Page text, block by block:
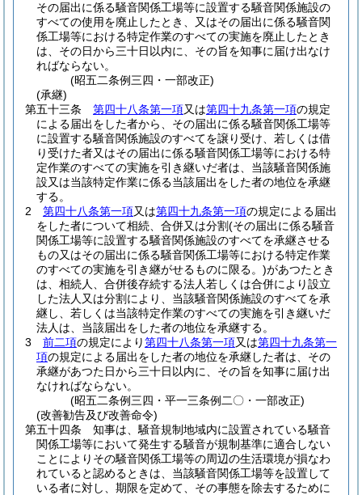
その届出に係る騒音関係工場等に設置する騒音関係施設の
すべての使用を廃止したとき、又はその届出に係る騒音関
係工場等における特定作業のすべての実施を廃止したとき
は、その日から三十日以内に、その旨を知事に届け出なけ
ればならない。
(昭五二条例三四・一部改正)
(承継)
第五十三条
第四十八条第一項又は第四十九条第一項の規定
による届出をした者から、その届出に係る騒音関係工場等
に設置する騒音関係施設のすべてを譲り受け、若しくは借
り受けた者又はその届出に係る騒音関係工場等における特
定作業のすべての実施を引き継いだ者は、当該騒音関係施
設又は当該特定作業に係る当該届出をした者の地位を承継
する。
2
第四十八条第一項又は第四十九条第一項の規定による届出
をした者について相続、合併又は分割(その届出に係る騒音
関係工場等に設置する騒音関係施設のすべてを承継させる
もの又はその届出に係る騒音関係工場等における特定作業
のすべての実施を引き継がせるものに限る。)があつたとき
は、相続人、合併後存続する法人若しくは合併により設立
した法人又は分割により、当該騒音関係施設のすべてを承
継し、若しくは当該特定作業のすべての実施を引き継いだ
法人は、当該届出をした者の地位を承継する。
3
前二項の規定により第四十八条第一項又は第四十九条第一
項の規定による届出をした者の地位を承継した者は、その
承継があつた日から三十日以内に、その旨を知事に届け出
なければならない。
(昭五二条例三四・平一三条例二〇・一部改正)
(改善勧告及び改善命令)
第五十四条
知事は、騒音規制地域内に設置されている騒音
関係工場等において発生する騒音が規制基準に適合しない
ことによりその騒音関係工場等の周辺の生活環境が損なわ
れていると認めるときは、当該騒音関係工場等を設置して
いる者に対し、期限を定めて、その事態を除去するために